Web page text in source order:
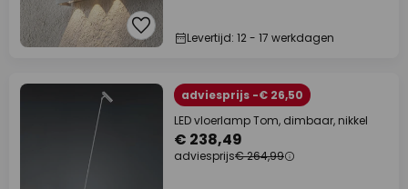
Levertijd: 12 - 17 werkdagen
adviesprijs -€ 26,50
LED vloerlamp Tom, dimbaar, nikkel
€ 238,49
adviesprijs€ 264,99